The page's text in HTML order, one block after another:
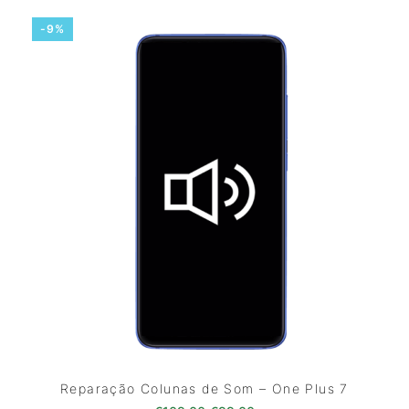
-9%
Reparação Colunas de Som – One Plus 7